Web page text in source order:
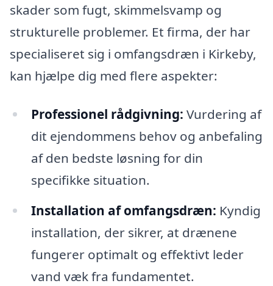
skader som fugt, skimmelsvamp og
strukturelle problemer. Et firma, der har
specialiseret sig i omfangsdræn i Kirkeby,
kan hjælpe dig med flere aspekter:
Professionel rådgivning: Vurdering af
dit ejendommens behov og anbefaling
af den bedste løsning for din
specifikke situation.
Installation af omfangsdræn: Kyndig
installation, der sikrer, at drænene
fungerer optimalt og effektivt leder
vand væk fra fundamentet.